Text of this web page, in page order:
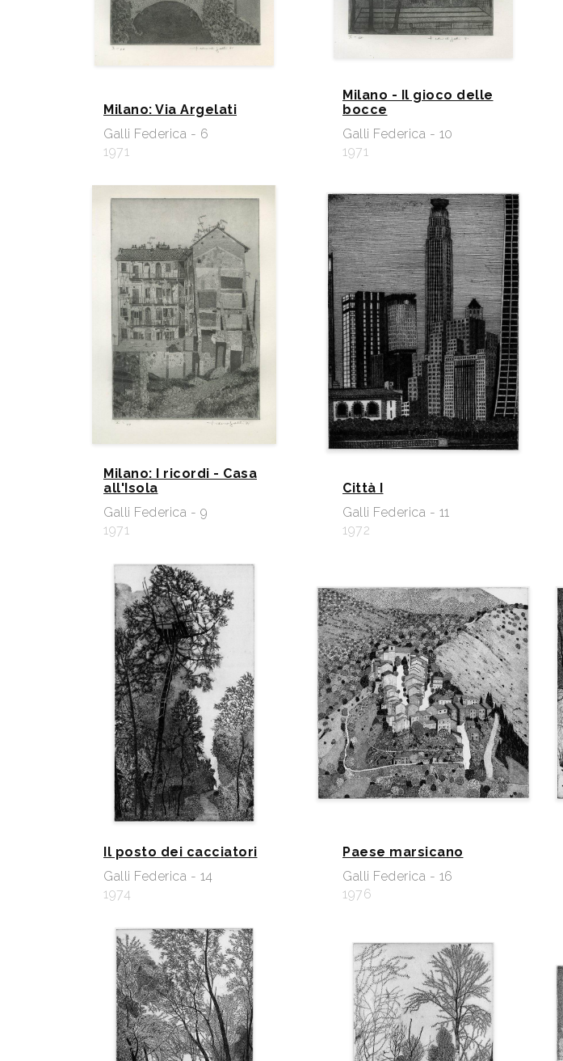
Milano: Via Argelati
Galli Federica - 6
1971
Milano - Il gioco delle
bocce
Galli Federica - 10
1971
Milano: I ricordi - Casa
all'Isola
Galli Federica - 9
1971
Città I
Galli Federica - 11
1972
Il posto dei cacciatori
Galli Federica - 14
1974
Paese marsicano
Galli Federica - 16
1976